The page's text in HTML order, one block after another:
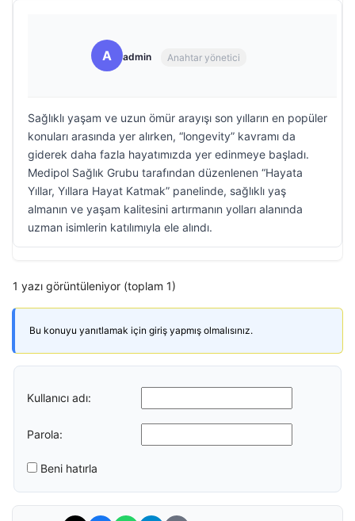
A admin Anahtar yönetici
Sağlıklı yaşam ve uzun ömür arayışı son yılların en popüler
konuları arasında yer alırken, “longevity” kavramı da
giderek daha fazla hayatımızda yer edinmeye başladı.
Medipol Sağlık Grubu tarafından düzenlenen “Hayata
Yıllar, Yıllara Hayat Katmak” panelinde, sağlıklı yaş
almanın ve yaşam kalitesini artırmanın yolları alanında
uzman isimlerin katılımıyla ele alındı.
1 yazı görüntüleniyor (toplam 1)
Bu konuyu yanıtlamak için giriş yapmış olmalısınız.
Kullanıcı adı:
Parola:
Beni hatırla